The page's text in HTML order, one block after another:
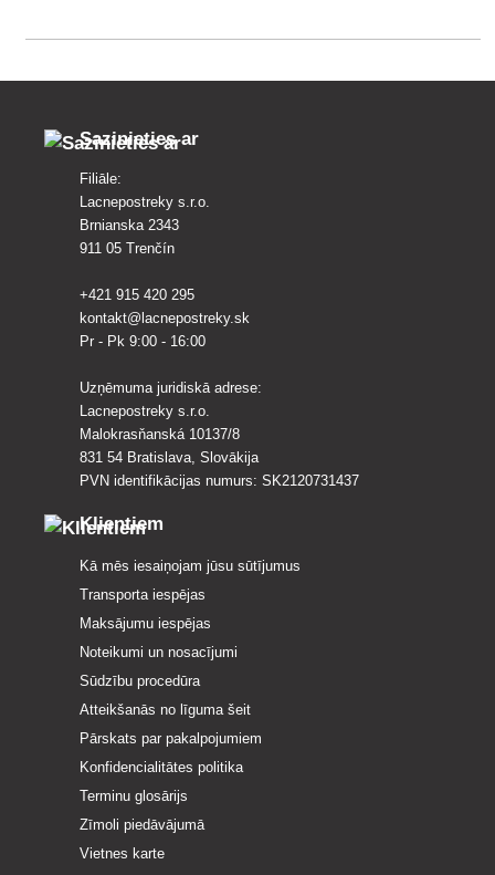
Sazinieties ar
Filiāle:
Lacnepostreky s.r.o.
Brnianska 2343
911 05 Trenčín
+421 915 420 295
kontakt@lacnepostreky.sk
Pr - Pk 9:00 - 16:00
Uzņēmuma juridiskā adrese:
Lacnepostreky s.r.o.
Malokrasňanská 10137/8
831 54 Bratislava, Slovākija
PVN identifikācijas numurs: SK2120731437
Klientiem
Kā mēs iesaiņojam jūsu sūtījumus
Transporta iespējas
Maksājumu iespējas
Noteikumi un nosacījumi
Sūdzību procedūra
Atteikšanās no līguma šeit
Pārskats par pakalpojumiem
Konfidencialitātes politika
Terminu glosārijs
Zīmoli piedāvājumā
Vietnes karte